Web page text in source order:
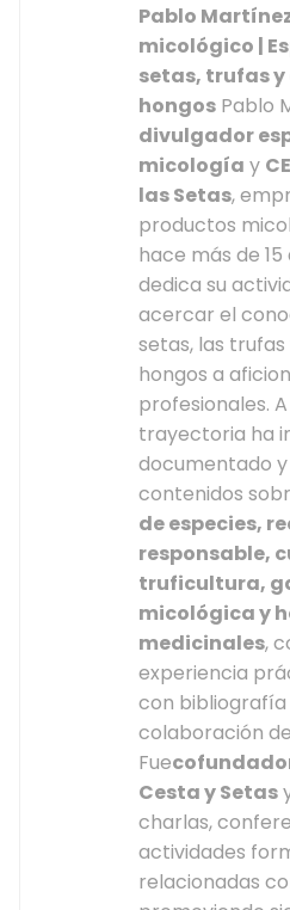
Pablo
micológico |
setas, trufas
hongos Pablo
divulgador
micología y
las Setas,
productos
hace más de 15
dedica su
acercar el
setas, las
hongos a
profesionales.
trayectoria ha
documentado
contenidos
de especies,
responsable,
truficultura,
micológica y
medicinales,
experiencia
con bibliografía
colaboración
Fue
Cesta y Setas
charlas,
actividades
relacionadas